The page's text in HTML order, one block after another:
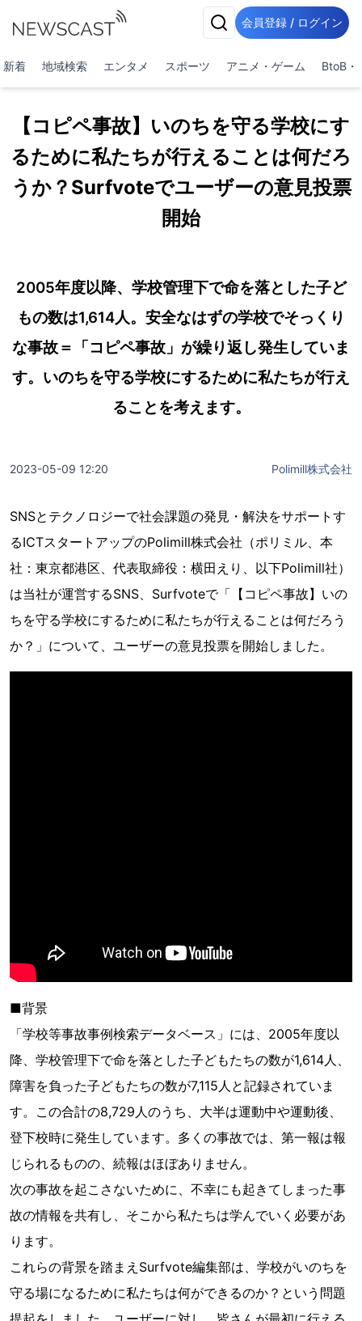
会員登録 / ログイン
新着 地域検索 エンタメ スポーツ アニメ・ゲーム BtoB・
【コピペ事故】いのちを守る学校にす
るために私たちが行えることは何だろ
うか？Surfvoteでユーザーの意見投票
開始
2005年度以降、学校管理下で命を落とした子ど
もの数は1,614人。安全なはずの学校でそっくり
な事故＝「コピペ事故」が繰り返し発生していま
す。いのちを守る学校にするために私たちが行え
ることを考えます。
2023-05-09 12:20 Polimill株式会社
SNSとテクノロジーで社会課題の発見・解決をサポートす
るICTスタートアップのPolimill株式会社（ポリミル、本
社：東京都港区、代表取締役：横田えり、以下Polimill社）
は当社が運営するSNS、Surfvoteで「【コピペ事故】いの
ちを守る学校にするために私たちが行えることは何だろう
か？」について、ユーザーの意見投票を開始しました。
■背景
「学校等事故事例検索データベース」には、2005年度以
降、学校管理下で命を落とした子どもたちの数が1,614人、
障害を負った子どもたちの数が7,115人と記録されていま
す。この合計の8,729人のうち、大半は運動中や運動後、
登下校時に発生しています。多くの事故では、第一報は報
じられるものの、続報はほぼありません。
次の事故を起こさないために、不幸にも起きてしまった事
故の情報を共有し、そこから私たちは学んでいく必要があ
ります。
これらの背景を踏まえSurfvote編集部は、学校がいのちを
守る場になるために私たちは何ができるのか？という問題